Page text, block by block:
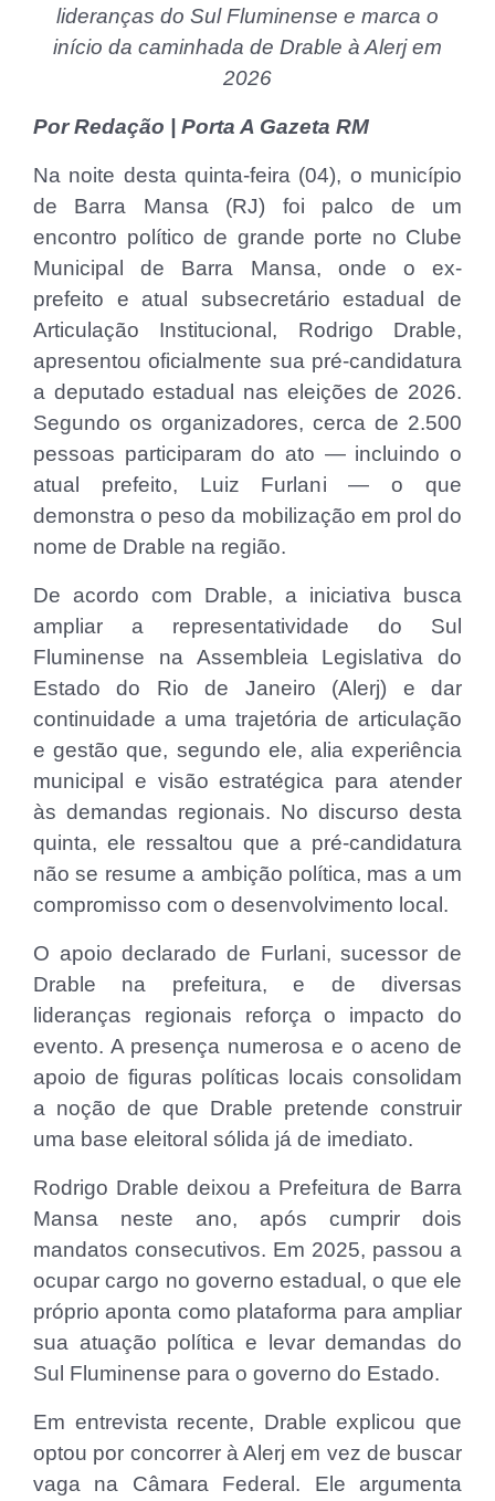
lideranças do Sul Fluminense e marca o
início da caminhada de Drable à Alerj em
2026
Por Redação | Porta A Gazeta RM
Na noite desta quinta-feira (04), o município
de Barra Mansa (RJ) foi palco de um
encontro político de grande porte no Clube
Municipal de Barra Mansa, onde o ex-
prefeito e atual subsecretário estadual de
Articulação Institucional, Rodrigo Drable,
apresentou oficialmente sua pré-candidatura
a deputado estadual nas eleições de 2026.
Segundo os organizadores, cerca de 2.500
pessoas participaram do ato — incluindo o
atual prefeito, Luiz Furlani — o que
demonstra o peso da mobilização em prol do
nome de Drable na região.
De acordo com Drable, a iniciativa busca
ampliar a representatividade do Sul
Fluminense na Assembleia Legislativa do
Estado do Rio de Janeiro (Alerj) e dar
continuidade a uma trajetória de articulação
e gestão que, segundo ele, alia experiência
municipal e visão estratégica para atender
às demandas regionais. No discurso desta
quinta, ele ressaltou que a pré-candidatura
não se resume a ambição política, mas a um
compromisso com o desenvolvimento local.
O apoio declarado de Furlani, sucessor de
Drable na prefeitura, e de diversas
lideranças regionais reforça o impacto do
evento. A presença numerosa e o aceno de
apoio de figuras políticas locais consolidam
a noção de que Drable pretende construir
uma base eleitoral sólida já de imediato.
Rodrigo Drable deixou a Prefeitura de Barra
Mansa neste ano, após cumprir dois
mandatos consecutivos. Em 2025, passou a
ocupar cargo no governo estadual, o que ele
próprio aponta como plataforma para ampliar
sua atuação política e levar demandas do
Sul Fluminense para o governo do Estado.
Em entrevista recente, Drable explicou que
optou por concorrer à Alerj em vez de buscar
vaga na Câmara Federal. Ele argumenta